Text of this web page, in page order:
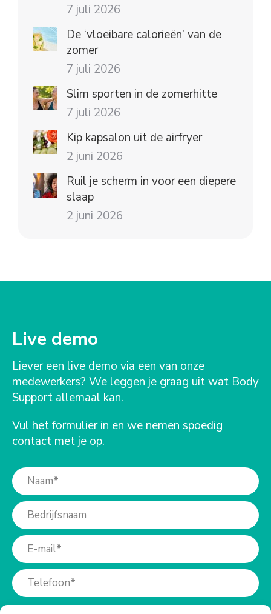
7 juli 2026
De ‘vloeibare calorieën’ van de
zomer
7 juli 2026
Slim sporten in de zomerhitte
7 juli 2026
Kip kapsalon uit de airfryer
2 juni 2026
Ruil je scherm in voor een diepere
slaap
2 juni 2026
Live demo
Liever een live demo via een van onze
medewerkers? We leggen je graag uit wat Body
Support allemaal kan.
Vul het formulier in en we nemen spoedig
contact met je op.